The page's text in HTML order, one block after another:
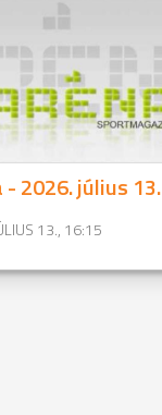
- 2026. július 13.
13., 16:15